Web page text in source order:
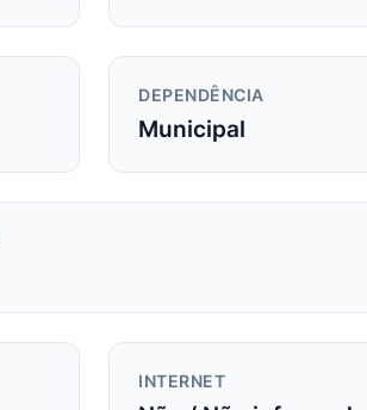
DEPENDÊNCIA
Municipal
INTERNET